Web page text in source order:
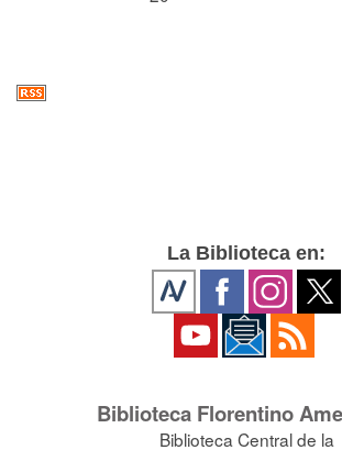
La Biblioteca en:
Biblioteca Florentino
Biblioteca Central de la